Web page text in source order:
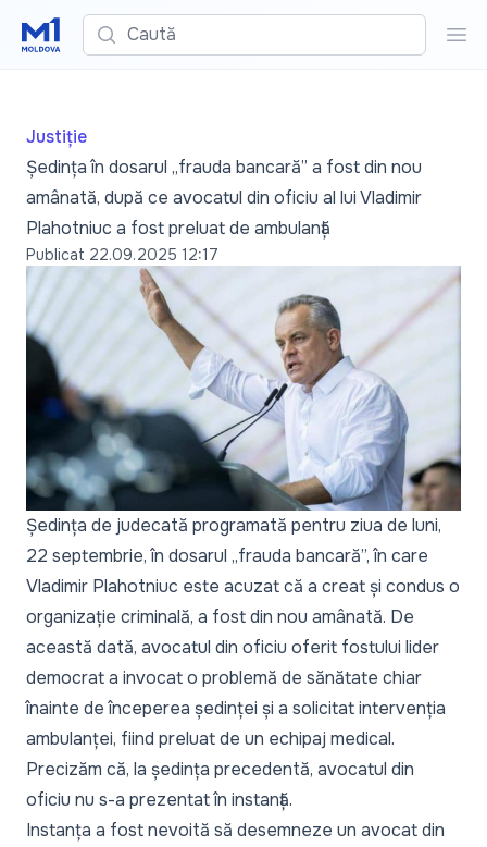
Caută
Justiție
Ședința în dosarul „frauda bancară” a fost din nou
amânată, după ce avocatul din oficiu al lui Vladimir
Plahotniuc a fost preluat de ambulanță
Publicat 22.09.2025 12:17
Ședința de judecată programată pentru ziua de luni,
22 septembrie, în dosarul „frauda bancară”, în care
Vladimir Plahotniuc este acuzat că a creat și condus o
organizație criminală, a fost din nou amânată. De
această dată, avocatul din oficiu oferit fostului lider
democrat a invocat o problemă de sănătate chiar
înainte de începerea ședinței și a solicitat intervenția
ambulanței, fiind preluat de un echipaj medical.
Precizăm că, la ședința precedentă, avocatul din
oficiu nu s-a prezentat în instanță.
Instanța a fost nevoită să desemneze un avocat din